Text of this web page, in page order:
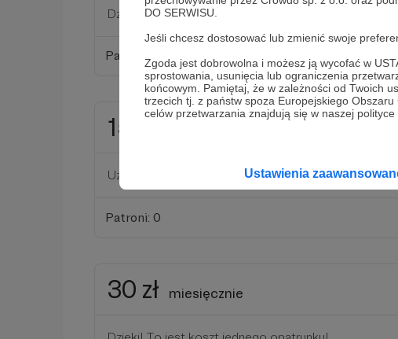
DO SERWISU.
Jeśli chcesz dostosować lub zmienić swoje
Zgoda jest dobrowolna i możesz ją wycofać w
sprostowania, usunięcia lub ograniczenia
końcowym. Pamiętaj, że w zależności od Twoich
trzecich tj. z państw spoza Europejskiego
celów przetwarzania znajdują się w naszej polityce
Ustawienia
Dzięki za zestaw plastrów :)
Patroni: 0
15 zł
Uzupełnienie małego płynu do dezynfekcji :D
Patroni: 0
30 zł miesięcznie